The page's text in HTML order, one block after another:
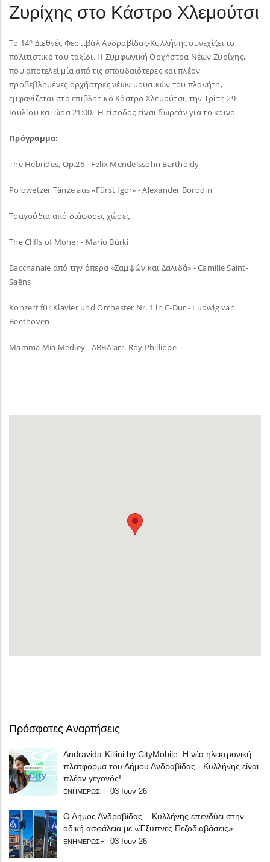
Ζυρίχης στο Κάστρο Χλεμούτσι
Το 14ο Διεθνές Φεστιβάλ Ανδραβίδας-Κυλλήνης συνεχίζει το
πολιτιστικό του ταξίδι. Η Συμφωνική Ορχήστρα Νέων Ζυρίχης,
που αποτελεί μία από τις σπουδαιότερες και πλέον
προβεβλημένες ορχήστρες νέων μουσικών του πλανήτη,
εμφανίζεται στο επιβλητικό Κάστρο Χλεμούτσι, την Τρίτη 29
Ιουλίου και ώρα 21:00. Η είσοδος είναι δωρεάν για το κοινό.
Πρόγραμμα:
The Hebrides, Op.26 - Felix Mendelssohn Bartholdy
Polowetzer Tänze aus «Fürst Igor» - Alexander Borodin
Τραγούδια από διάφορες χώρες
The Cliffs of Moher - Mario Bürki
Bacchanale από την όπερα «Σαμψών και Δαλιδά» - Camille Saint-
Saëns
Konzert für Klavier und Orchester Nr. 1 in C-Dur - Ludwig van
Beethoven
Mamma Mia Medley - ABBA arr. Roy Phillippe
Πρόσφατες Αναρτήσεις
Andravida-Killini by CityMobile: Η νέα ηλεκτρονική
πλατφόρμα του Δήμου Ανδραβίδας - Κυλλήνης είναι
πλέον γεγονός!
ΕΝΗΜΕΡΩΣΗ 03 Ιουν 26
Ο Δήμος Ανδραβίδας – Κυλλήνης επενδύει στην
οδική ασφάλεια με «Έξυπνες Πεζοδιαβάσεις»
ΕΝΗΜΕΡΩΣΗ 03 Ιουν 26